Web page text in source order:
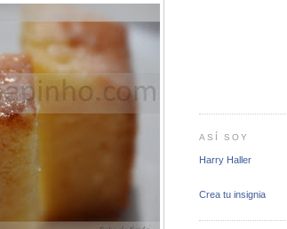
ASÍ SOY
Harry Haller
Crea tu insignia